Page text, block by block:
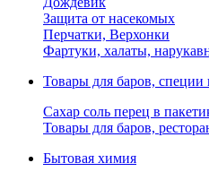
Защита от насекомых
Перчатки, Верхонки
Фартуки, халаты,
Товары для баров, специи
Сахар соль перец в
Товары для баров,
Бытовая химия